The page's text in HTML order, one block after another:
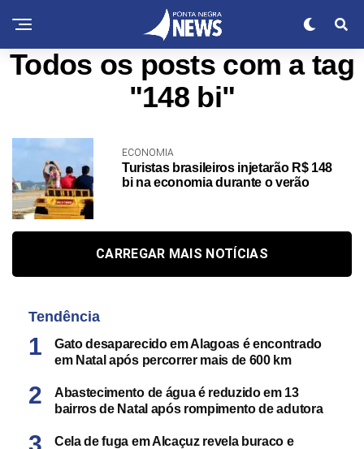
Todos os posts com a tag
"148 bi"
ECONOMIA
Turistas brasileiros injetarão R$ 148
bi na economia durante o verão
CARREGAR MAIS NOTÍCIAS
Tendência
Gato desaparecido em Alagoas é encontrado
em Natal após percorrer mais de 600 km
Abastecimento de água é reduzido em 13
bairros de Natal após rompimento de adutora
Cela de fuga em Alcaçuz revela buraco e